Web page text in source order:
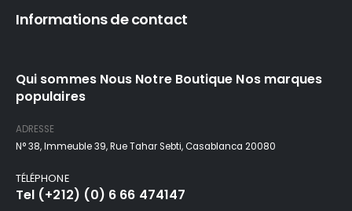
Informations de contact
Qui sommes Nous Notre Boutique Nos marques
populaires
ADRESSE
N° 38, Immeuble 39, Rue Tahar Sebti, Casablanca 20080
TÉLÉPHONE
Tel (+212) (0) 6 66 474147